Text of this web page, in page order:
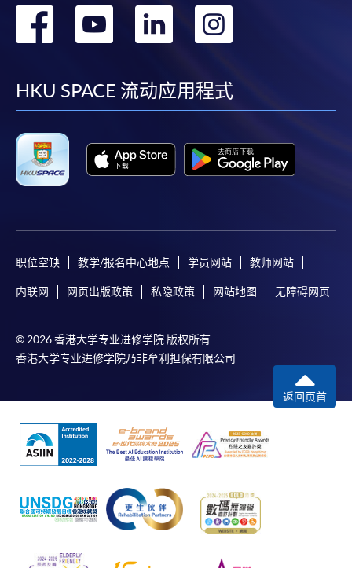
转
facebook
转
youtube
转
linkedin
转
HKU SPACE 流动应用程式
职位空缺 教学/报名中心地点 学员网站 教师网站
内联网 网页出版政策 私隐政策 网站地图 无障碍网页
© 2026 香港大学专业进修学院 版权所有
香港大学专业进修学院乃非牟利担保有限公司
返回页首